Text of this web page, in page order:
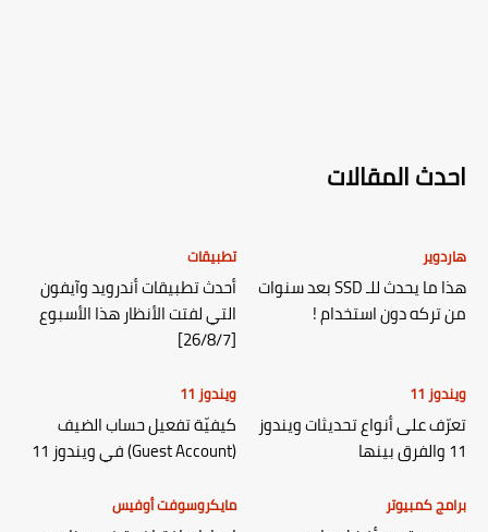
احدث المقالات
هاردوير
هذا ما يحدث للـ SSD بعد سنوات
من تركه دون استخدام !
تطبيقات
أحدث تطبيقات أندرويد وآيفون
التي لفتت الأنظار هذا الأسبوع
[26/8/7]
ويندوز 11
تعرّف على أنواع تحديثات ويندوز
11 والفرق بينها
ويندوز 11
كيفيّة تفعيل حساب الضيف
(Guest Account) في ويندوز 11
برامج كمبيوتر مايكروسوفت أوفيس